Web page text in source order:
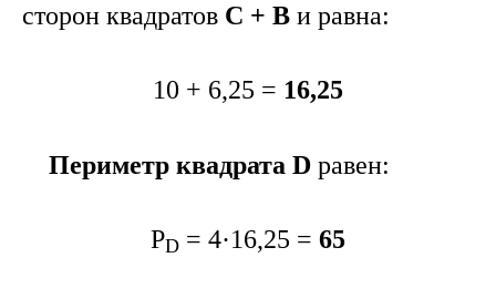
сторон квадратов C + В и равна:
10 + 6,25 = 16,25
Периметр квадрата D равен:
PD = 4·16,25 = 65